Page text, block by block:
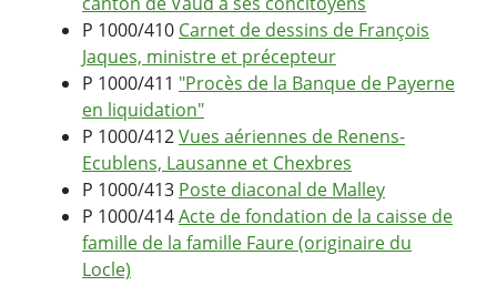
P 1000/410 Carnet de dessins de François
Jaques, ministre et précepteur
P 1000/411 "Procès de la Banque de Payerne
en liquidation"
P 1000/412Vues aériennes de Renens-
Ecublens, Lausanne et Chexbres
P 1000/413 Poste diaconal de Malley
P 1000/414Acte de fondation de la caisse de
famille de la famille Faure (originaire du
Locle)